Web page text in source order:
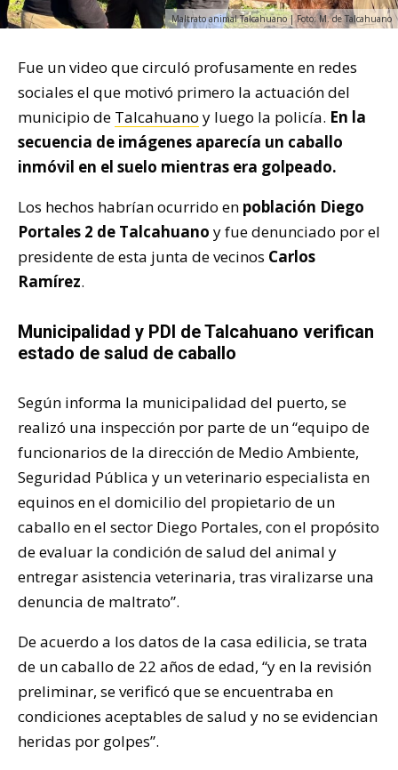
Maltrato animal Talcahuano | Foto: M. de Talcahuano
Fue un video que circuló profusamente en redes
sociales el que motivó primero la actuación del
municipio de Talcahuano y luego la policía. En la
secuencia de imágenes aparecía un caballo
inmóvil en el suelo mientras era golpeado.
Los hechos habrían ocurrido en población Diego
Portales 2 de Talcahuano y fue denunciado por el
presidente de esta junta de vecinos Carlos
Ramírez.
Municipalidad y PDI de Talcahuano verifican
estado de salud de caballo
Según informa la municipalidad del puerto, se
realizó una inspección por parte de un “equipo de
funcionarios de la dirección de Medio Ambiente,
Seguridad Pública y un veterinario especialista en
equinos en el domicilio del propietario de un
caballo en el sector Diego Portales, con el propósito
de evaluar la condición de salud del animal y
entregar asistencia veterinaria, tras viralizarse una
denuncia de maltrato”.
De acuerdo a los datos de la casa edilicia, se trata
de un caballo de 22 años de edad, “y en la revisión
preliminar, se verificó que se encuentraba en
condiciones aceptables de salud y no se evidencian
heridas por golpes”.